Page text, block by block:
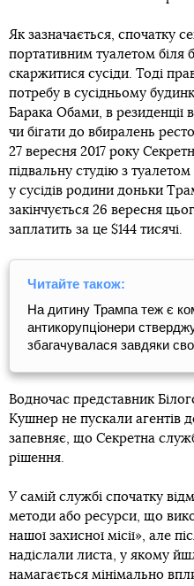
Як зазначається, спочатку
портативним туалетом біля
скаржитися сусіди. Тоді
потребу в сусідньому
Барака Обами, в резиденції
чи бігати до вбиралень
27 вересня 2017 року
підвальну студію з
у сусідів родини доньки
закінчується 26 вересня
заплатить за це $144 тисячі.
Читайте також:
На дитину Трампа теж є
антикорупціонери
збагачувалася завдяки
Водночас представник
Кушнер не пускали агентів
запевняє, що Секретна
рішення.
У самій службі спочатку
методи або ресурси, що
нашої захисної місії», але
надіслали листа, у якому
намагається мінімально